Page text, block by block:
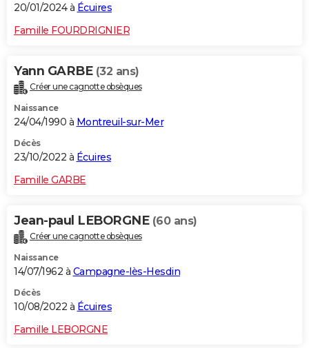
20/01/2024 à Écuires
Famille FOURDRIGNIER
Yann GARBE (32 ans)
Créer une cagnotte obsèques
Naissance
24/04/1990 à Montreuil-sur-Mer
Décès
23/10/2022 à Écuires
Famille GARBE
Jean-paul LEBORGNE (60 ans)
Créer une cagnotte obsèques
Naissance
14/07/1962 à Campagne-lès-Hesdin
Décès
10/08/2022 à Écuires
Famille LEBORGNE